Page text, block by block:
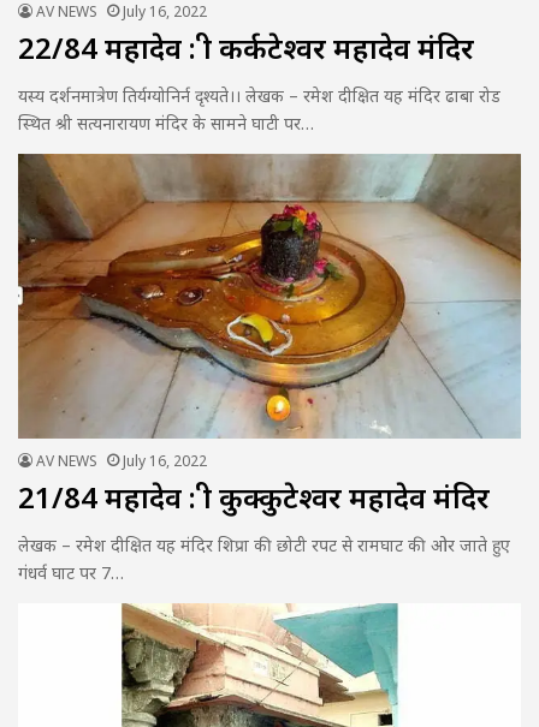
AV NEWS July 16, 2022
22/84 महादेव : श्री कर्कटेश्वर महादेव मंदिर
यस्य दर्शनमात्रेण तिर्यग्योनिर्न दृश्यते।। लेखक – रमेश दीक्षित यह मंदिर ढाबा रोड
स्थित श्री सत्यनारायण मंदिर के सामने घाटी पर…
AV NEWS July 16, 2022
21/84 महादेव : श्री कुक्कुटेश्वर महादेव मंदिर
लेखक – रमेश दीक्षित यह मंदिर शिप्रा की छोटी रपट से रामघाट की ओर जाते हुए
गंधर्व घाट पर 7…